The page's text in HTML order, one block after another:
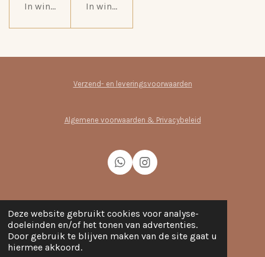
Deze website gebruikt cookies voor analyse-
doeleinden en/of het tonen van advertenties.
Door gebruik te blijven maken van de site gaat u
hiermee akkoord.
In winkelwagenIn winkelwagen
Verzend- en leveringsvoorwaarden
Algemene voorwaarden & Privacybeleid
W
h
t
s
A
p
I
n
t
a
g
r
Contact
© 2024 - 2026 Studio Jolie